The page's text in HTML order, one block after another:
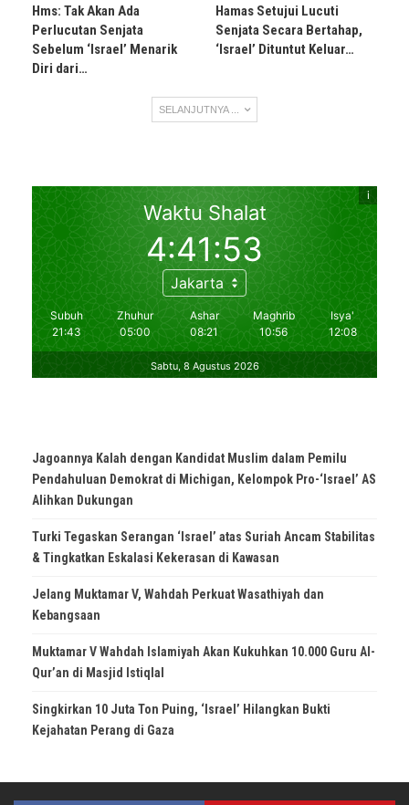
Hms: Tak Akan Ada
Perlucutan Senjata
Sebelum ‘Israel’ Menarik
Diri dari…
Hamas Setujui Lucuti
Senjata Secara Bertahap,
‘Israel’ Dituntut Keluar…
SELANJUTNYA ...
Jagoannya Kalah dengan Kandidat Muslim dalam Pemilu
Pendahuluan Demokrat di Michigan, Kelompok Pro-‘Israel’ AS
Alihkan Dukungan
Turki Tegaskan Serangan ‘Israel’ atas Suriah Ancam Stabilitas
& Tingkatkan Eskalasi Kekerasan di Kawasan
Jelang Muktamar V, Wahdah Perkuat Wasathiyah dan
Kebangsaan
Muktamar V Wahdah Islamiyah Akan Kukuhkan 10.000 Guru Al-
Qur’an di Masjid Istiqlal
Singkirkan 10 Juta Ton Puing, ‘Israel’ Hilangkan Bukti
Kejahatan Perang di Gaza